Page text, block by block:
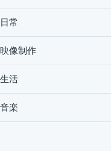
日常
映像制作
生活
音楽